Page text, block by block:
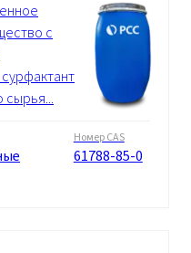
с
сырья...
Номер CAS
61788-85-0